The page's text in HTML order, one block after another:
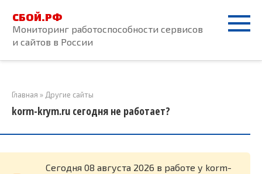
контенту
СБОЙ.РФ
Мониторинг работоспособности сервисов
и сайтов в России
Главная » Другие сайты
korm-krym.ru сегодня не работает?
Cегодня 08 августа 2026 в работе у korm-